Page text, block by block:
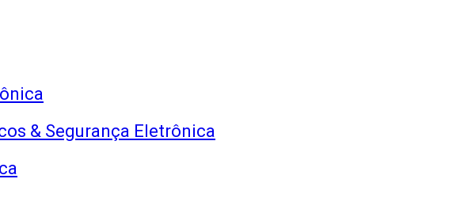
& Segurança Eletrônica